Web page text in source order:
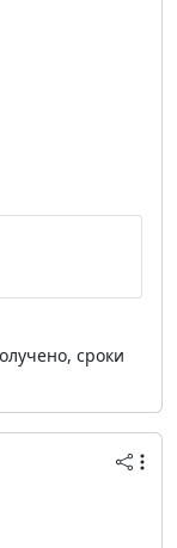
сроки